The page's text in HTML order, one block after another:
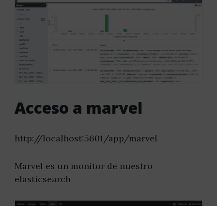
Acceso a marvel
http://localhost:5601/app/marvel
Marvel es un monitor de nuestro
elasticsearch